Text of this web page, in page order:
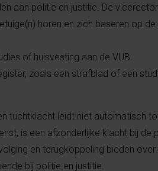
aan politie en justitie. De
horen en zich baseren op de
of huisvesting aan de VUB.
zoals een strafblad of een
tuchtklacht leidt niet automatisch
is een afzonderlijke klacht bij de
en terugkoppeling bieden over
bij politie en justitie.